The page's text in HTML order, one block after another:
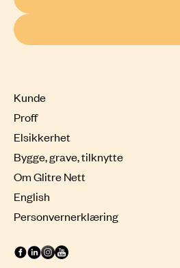
Kunde
Proff
Elsikkerhet
Bygge, grave, tilknytte
Om Glitre Nett
English
Personvernerklæring